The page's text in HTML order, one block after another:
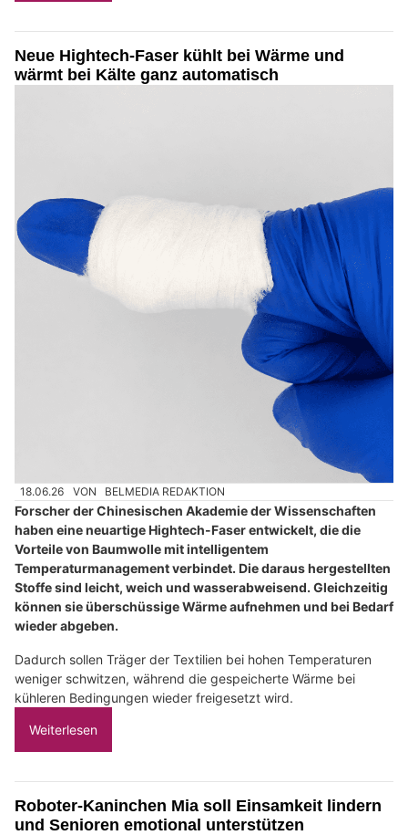
Neue Hightech-Faser kühlt bei Wärme und
wärmt bei Kälte ganz automatisch
18.06.26 VON BELMEDIA REDAKTION
Forscher der Chinesischen Akademie der Wissenschaften
haben eine neuartige Hightech-Faser entwickelt, die die
Vorteile von Baumwolle mit intelligentem
Temperaturmanagement verbindet. Die daraus hergestellten
Stoffe sind leicht, weich und wasserabweisend. Gleichzeitig
können sie überschüssige Wärme aufnehmen und bei Bedarf
wieder abgeben.
Dadurch sollen Träger der Textilien bei hohen Temperaturen
weniger schwitzen, während die gespeicherte Wärme bei
kühleren Bedingungen wieder freigesetzt wird.
Weiterlesen
Roboter-Kaninchen Mia soll Einsamkeit lindern
und Senioren emotional unterstützen